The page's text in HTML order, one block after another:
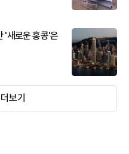
'새로운 홍콩'은
더보기